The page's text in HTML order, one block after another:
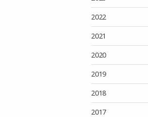
2022
2021
2020
2019
2018
2017